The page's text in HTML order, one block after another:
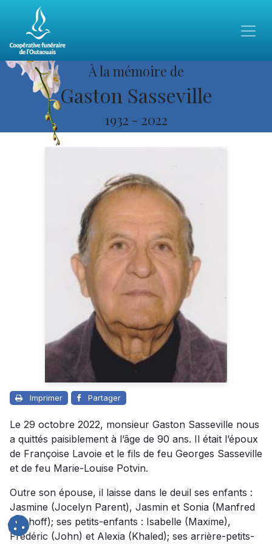
À la mémoire de
Gaston Sasseville
1932 - 2022
Imprimer Partager
Le 29 octobre 2022, monsieur Gaston Sasseville nous
a quittés paisiblement à l’âge de 90 ans. Il était l’époux
de Françoise Lavoie et le fils de feu Georges Sasseville
et de feu Marie-Louise Potvin.
Outre son épouse, il laisse dans le deuil ses enfants :
Jasmine (Jocelyn Parent), Jasmin et Sonia (Manfred
Bischoff); ses petits-enfants : Isabelle (Maxime),
Frédéric (John) et Alexia (Khaled); ses arrière-petits-